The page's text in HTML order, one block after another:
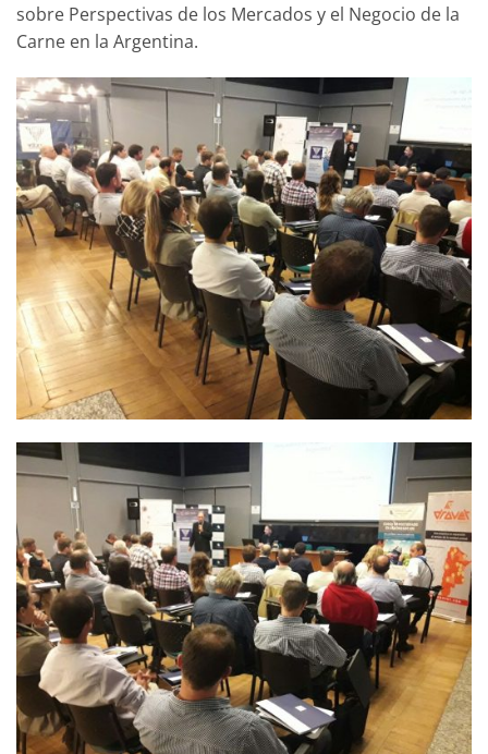
sobre Perspectivas de los Mercados y el Negocio de la
Carne en la Argentina.